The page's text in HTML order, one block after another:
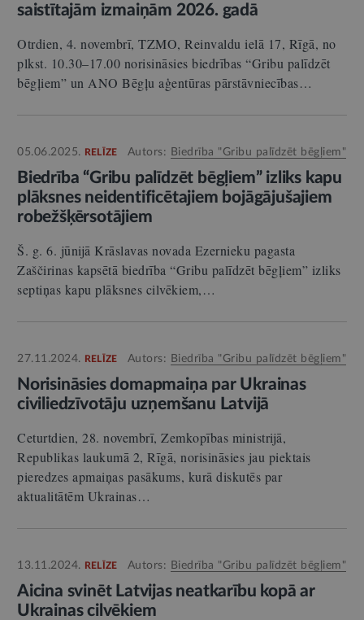
saistītajām izmaiņām 2026. gadā
Otrdien, 4. novembrī, TZMO, Reinvaldu ielā 17, Rīgā, no
plkst. 10.30–17.00 norisināsies biedrības “Gribu palīdzēt
bēgļiem” un ANO Bēgļu aģentūras pārstāvniecības…
05.06.2025. RELĪZE Autors: Biedrība "Gribu palīdzēt bēgļiem"
Biedrība “Gribu palīdzēt bēgļiem” izliks kapu
plāksnes neidentificētajiem bojāgājušajiem
robežšķērsotājiem
Š. g. 6. jūnijā Krāslavas novada Ezernieku pagasta
Zaščirinas kapsētā biedrība “Gribu palīdzēt bēgļiem” izliks
septiņas kapu plāksnes cilvēkiem,…
27.11.2024. RELĪZE Autors: Biedrība "Gribu palīdzēt bēgļiem"
Norisināsies domapmaiņa par Ukrainas
civiliedzīvotāju uzņemšanu Latvijā
Ceturtdien, 28. novembrī, Zemkopības ministrijā,
Republikas laukumā 2, Rīgā, norisināsies jau piektais
pieredzes apmaiņas pasākums, kurā diskutēs par
aktualitātēm Ukrainas…
13.11.2024. RELĪZE Autors: Biedrība "Gribu palīdzēt bēgļiem"
Aicina svinēt Latvijas neatkarību kopā ar
Ukrainas cilvēkiem